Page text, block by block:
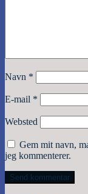
Navn *
E-mail *
Websted
Gem mit navn,
jeg kommenterer.